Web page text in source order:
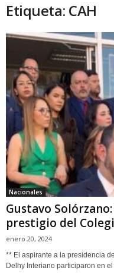
Etiqueta: CAH
Nacionales
Gustavo
prestigio del
enero 20, 2024
** El aspirante a la presidencia
Delhy Interiano participaron en el